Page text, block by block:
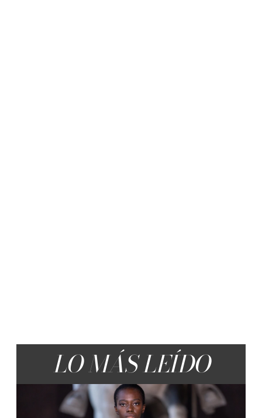
LO MÁS LEÍDO